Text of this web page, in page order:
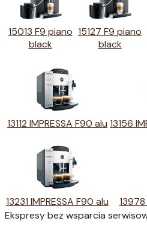
15013 F9 piano
black
15127 F9 piano
black
13112 IMPRESSA F90 alu 13156
13231 IMPRESSA F90 alu
13978
Ekspresy bez wsparcia